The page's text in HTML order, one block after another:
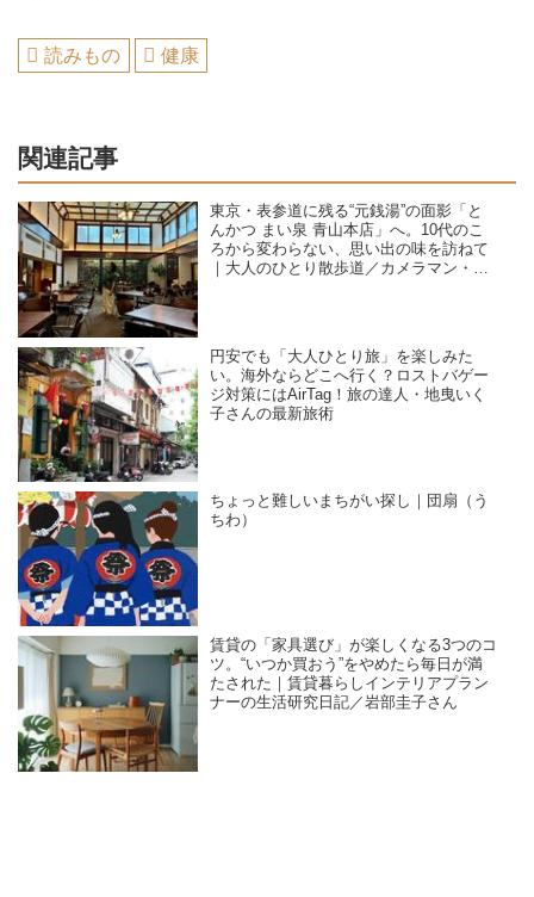
読みもの 健康
関連記事
東京・表参道に残る“元銭湯”の面影「と
んかつ まい泉 青山本店」へ。10代のこ
ろから変わらない、思い出の味を訪ねて
｜大人のひとり散歩道／カメラマン・石
円安でも「大人ひとり旅」を楽しみた
い。海外ならどこへ行く？ロストバゲー
ジ対策にはAirTag！旅の達人・地曳いく
子さんの最新旅術
ちょっと難しいまちがい探し｜団扇（う
ちわ）
賃貸の「家具選び」が楽しくなる3つのコ
ツ。“いつか買おう”をやめたら毎日が満
たされた｜賃貸暮らしインテリアプラン
ナーの生活研究日記／岩部圭子さん